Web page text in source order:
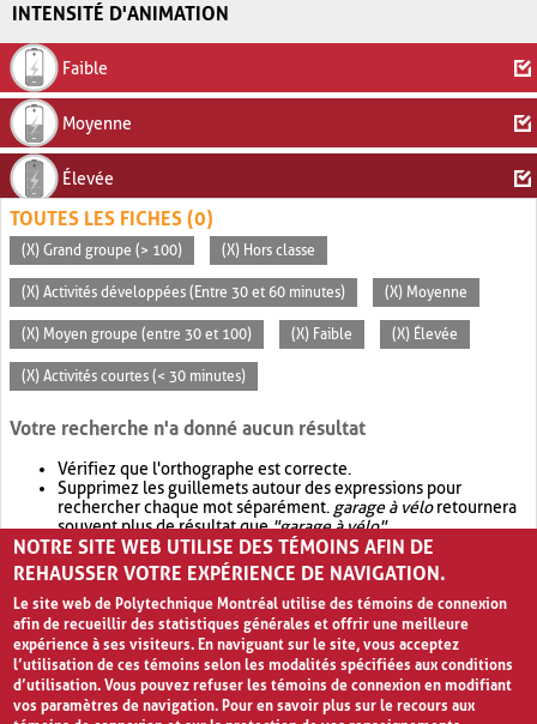
INTENSITÉ D'ANIMATION
Faible
Moyenne
Élevée
TOUTES LES FICHES (0)
(X) Grand groupe (> 100) (X) Hors classe
(X) Activités développées (Entre 30 et 60 minutes) (X) Moyenne
(X) Moyen groupe (entre 30 et 100) (X) Faible (X) Élevée
(X) Activités courtes (< 30 minutes)
Votre recherche n'a donné aucun résultat
Vérifiez que l'orthographe est correcte.
Supprimez les guillemets autour des expressions pour
rechercher chaque mot séparément. garage à véloretournera
souvent plus de résultat que"garage à vélo".
Envisagez d'élargir votre recherche avec OR.garage OR vélo
retournera souvent plus de résultat quegarage à vélo
NOTRE SITE WEB UTILISE DES TÉMOINS AFIN DE
REHAUSSER VOTRE EXPÉRIENCE DE NAVIGATION.
Le site web de Polytechnique Montréal utilise des témoins de connexion
afin de recueillir des statistiques générales et offrir une meilleure
expérience à ses visiteurs. En naviguant sur le site, vous acceptez
l’utilisation de ces témoins selon les modalités spécifiées aux conditions
d’utilisation. Vous pouvez refuser les témoins de connexion en modifiant
vos paramètres de navigation. Pour en savoir plus sur le recours aux